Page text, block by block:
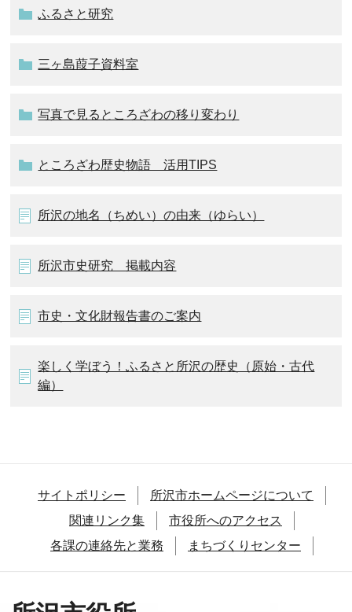
ふるさと研究
三ヶ島葭子資料室
写真で見るところざわの移り変わり
ところざわ歴史物語 活用TIPS
所沢の地名（ちめい）の由来（ゆらい）
所沢市史研究 掲載内容
市史・文化財報告書のご案内
楽しく学ぼう！ふるさと所沢の歴史（原始・古代
編）
サイトポリシー
所沢市ホームページについて
関連リンク集
市役所へのアクセス
各課の連絡先と業務
まちづくりセンター